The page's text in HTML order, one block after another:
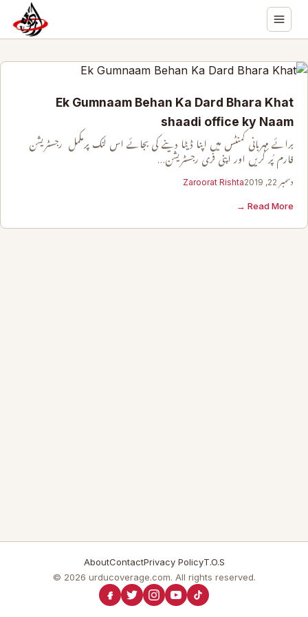
Ek Gumnaam Behan Ka Dard Bhara Khat
shaadi office ky Naam
برائے مہربانی کمنٹس میں اپنا ڈیٹا دینے کی بجائے اس لنک پرمکمل رجسٹریشن
فارم پُر کریں اور اپنی فری رجسٹریشن…
دسمبر 22, 2019 Zaroorat Rishta
Read More →
AboutContactPrivacy PolicyT.O.S
© 2026 urducoverage.com. All rights reserved.